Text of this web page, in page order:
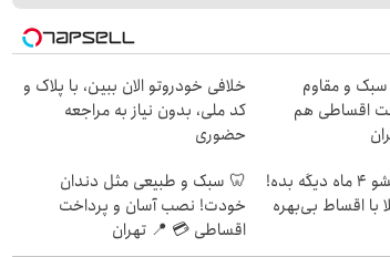
و مقاوم
اقساطی هم
خلافی خودروتو الان ببین، با پلاک و
کد ملی، بدون نیاز به مراجعه
حضوری
الان طلا بخر پولشو 4 ماه دیگه بده!
با اقساط بی‌بهره
🦷 سبک و طبیعی مثل دندان
خودت! نصب آسان و پرداخت
اقساطی 💳 📍 تهران